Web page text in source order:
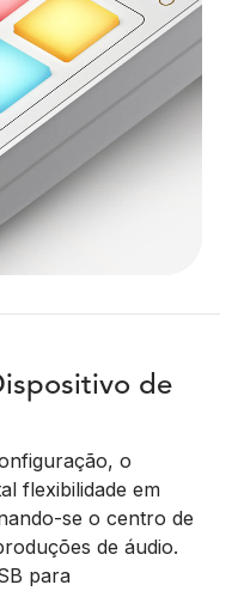
de
o
flexibilidade em
se o centro de
de áudio.
para